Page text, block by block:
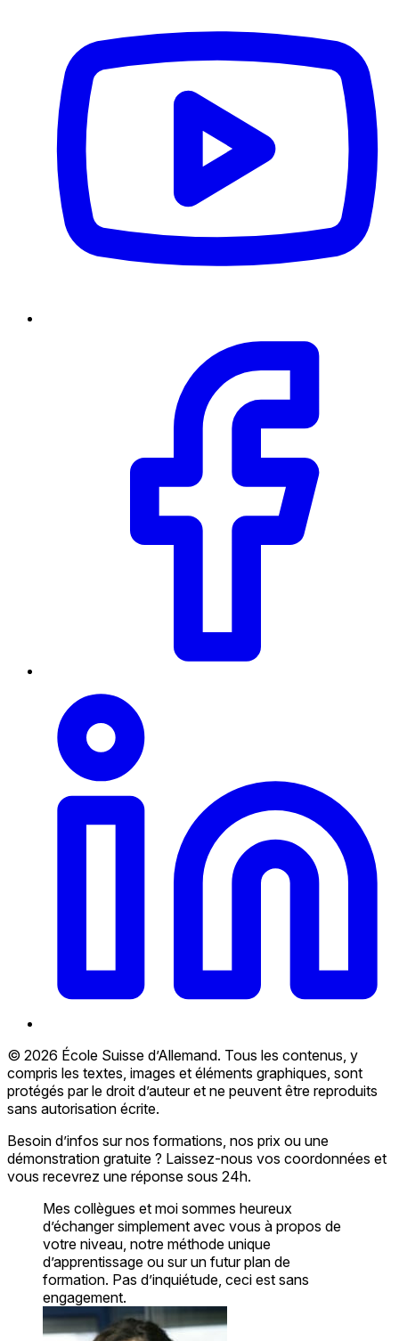
© 2026 École Suisse d’Allemand. Tous les contenus, y
compris les textes, images et éléments graphiques, sont
protégés par le droit d’auteur et ne peuvent être reproduits
sans autorisation écrite.
Besoin d’infos sur nos formations, nos prix ou une
démonstration gratuite ? Laissez-nous vos coordonnées et
vous recevrez une réponse sous 24h.
Mes collègues et moi sommes heureux
d’échanger simplement avec vous à propos de
votre niveau, notre méthode unique
d’apprentissage ou sur un futur plan de
formation. Pas d’inquiétude, ceci est sans
engagement.